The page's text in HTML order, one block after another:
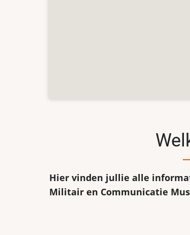
Hier vinden jullie alle
Militair en Communicatie